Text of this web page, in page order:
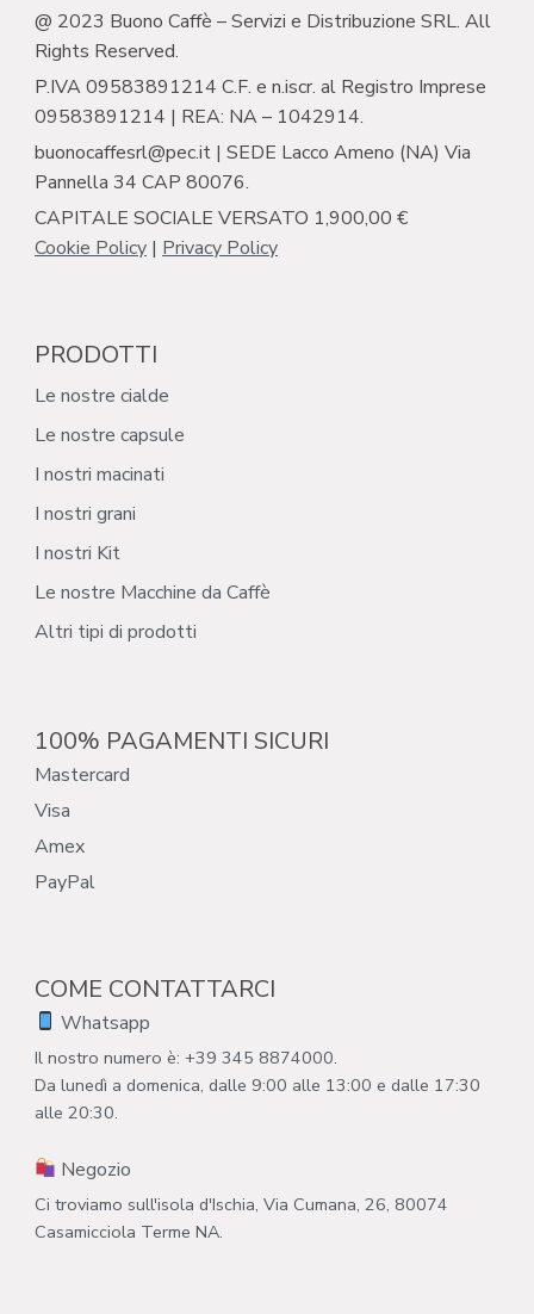
@ 2023 Buono Caffè – Servizi e Distribuzione SRL. All
Rights Reserved.
P.IVA 09583891214 C.F. e n.iscr. al Registro Imprese
09583891214 | REA: NA – 1042914.
buonocaffesrl@pec.it | SEDE Lacco Ameno (NA) Via
Pannella 34 CAP 80076.
CAPITALE SOCIALE VERSATO 1,900,00 €
Cookie Policy | Privacy Policy
PRODOTTI
Le nostre cialde
Le nostre capsule
I nostri macinati
I nostri grani
I nostri Kit
Le nostre Macchine da Caffè
Altri tipi di prodotti
100% PAGAMENTI SICURI
Mastercard
Visa
Amex
PayPal
COME CONTATTARCI
Whatsapp
Il nostro numero è: +39 345 8874000.
Da lunedì a domenica, dalle 9:00 alle 13:00 e dalle 17:30
alle 20:30.
Negozio
Ci troviamo sull'isola d'Ischia, Via Cumana, 26, 80074
Casamicciola Terme NA.